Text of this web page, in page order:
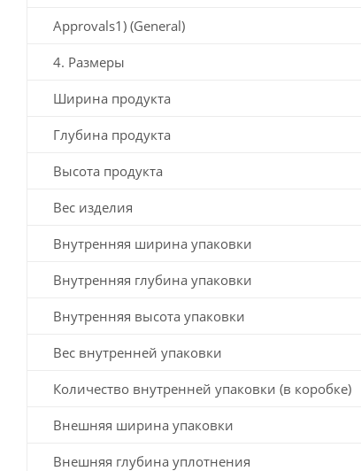
Approvals1) (General)
4. Размеры
Ширина продукта
Глубина продукта
Высота продукта
Вес изделия
Внутренняя ширина упаковки
Внутренняя глубина упаковки
Внутренняя высота упаковки
Вес внутренней упаковки
Количество внутренней упаковки (в коробке)
Внешняя ширина упаковки
Внешняя глубина уплотнения